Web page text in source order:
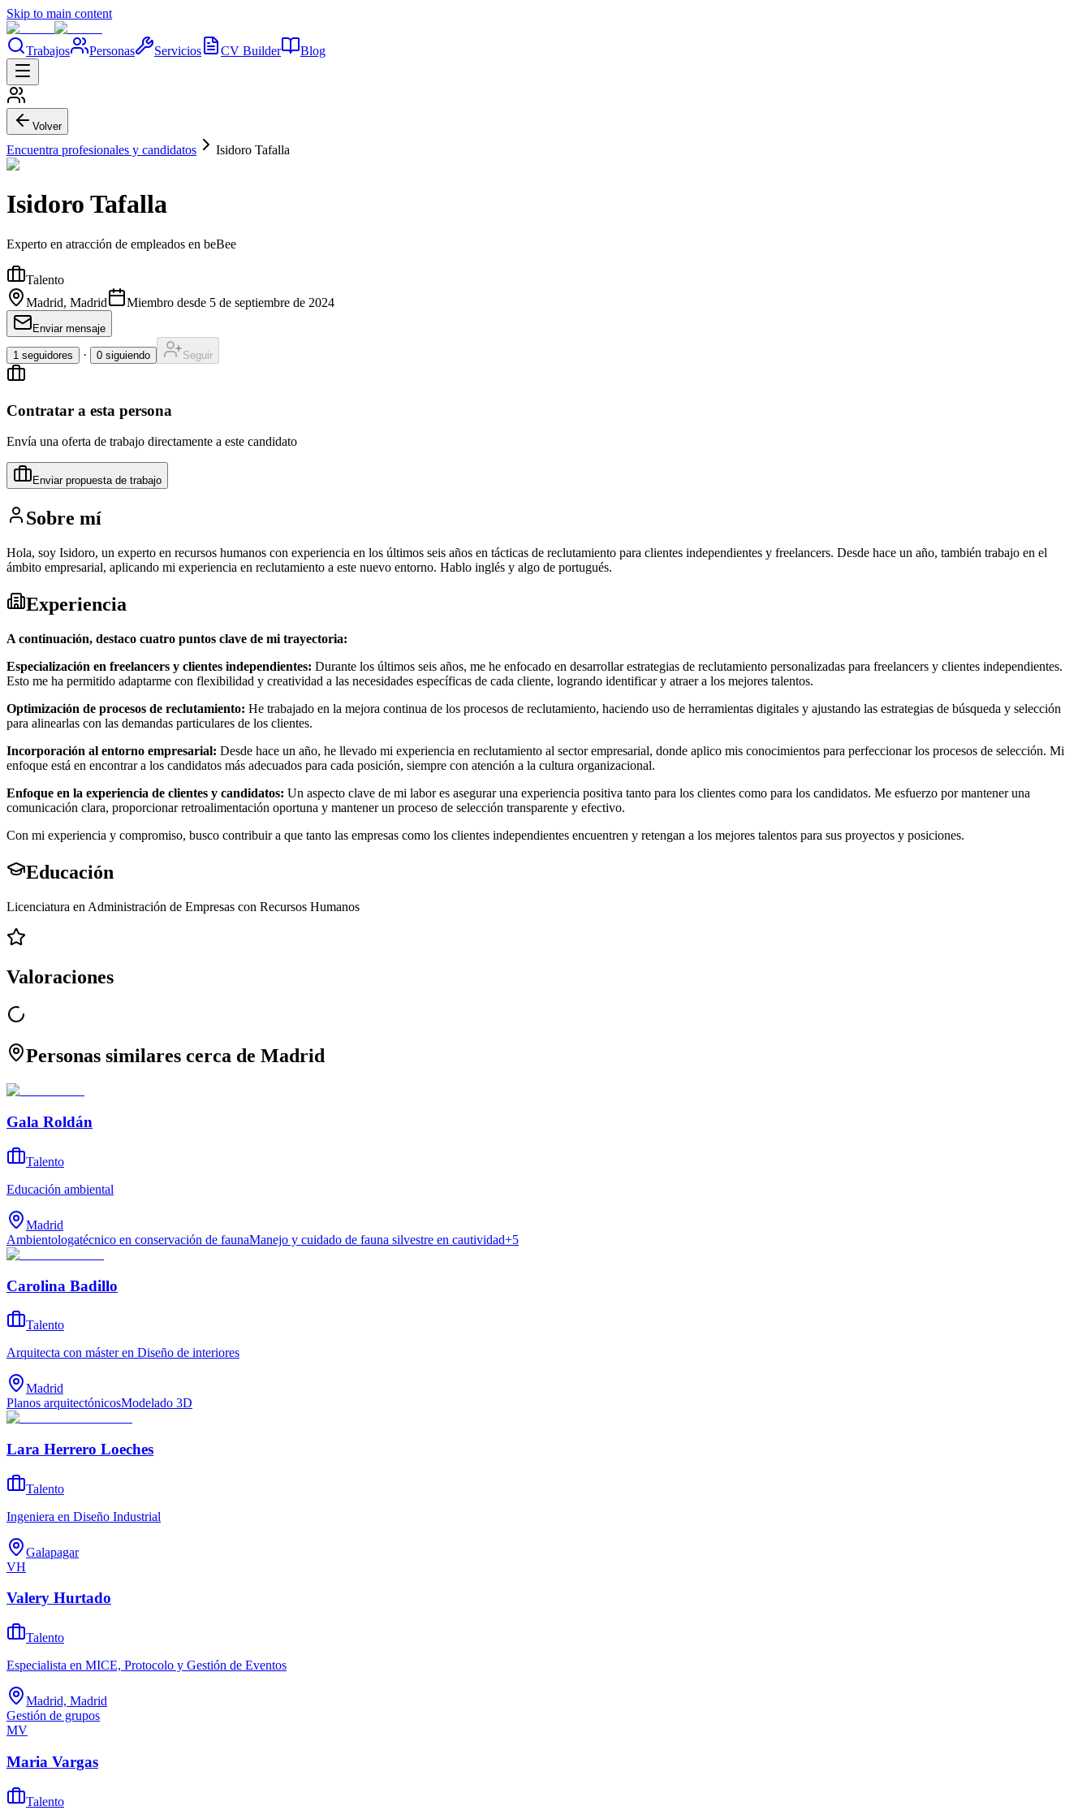
Skip to main content
Trabajos Personas Servicios CV Builder Blog
Volver
Encuentra profesionales y candidatos Isidoro Tafalla
Isidoro Tafalla
Experto en atracción de empleados en beBee
Talento
Madrid, Madrid
Miembro desde 5 de septiembre de 2024
Enviar mensaje
1 seguidores · 0 siguiendo Seguir
Contratar a esta persona
Envía una oferta de trabajo directamente a este candidato
Enviar propuesta de trabajo
Sobre mí
Hola, soy Isidoro, un experto en recursos humanos con experiencia en los últimos seis años en tácticas de reclutamiento para clientes independientes y freelancers. Desde hace un año, también trabajo en el
ámbito empresarial, aplicando mi experiencia en reclutamiento a este nuevo entorno. Hablo inglés y algo de portugués.
Experiencia
A continuación, destaco cuatro puntos clave de mi trayectoria:
Especialización en freelancers y clientes independientes: Durante los últimos seis años, me he enfocado en desarrollar estrategias de reclutamiento personalizadas para freelancers y clientes independientes.
Esto me ha permitido adaptarme con flexibilidad y creatividad a las necesidades específicas de cada cliente, logrando identificar y atraer a los mejores talentos.
Optimización de procesos de reclutamiento: He trabajado en la mejora continua de los procesos de reclutamiento, haciendo uso de herramientas digitales y ajustando las estrategias de búsqueda y selección
para alinearlas con las demandas particulares de los clientes.
Incorporación al entorno empresarial: Desde hace un año, he llevado mi experiencia en reclutamiento al sector empresarial, donde aplico mis conocimientos para perfeccionar los procesos de selección. Mi
enfoque está en encontrar a los candidatos más adecuados para cada posición, siempre con atención a la cultura organizacional.
Enfoque en la experiencia de clientes y candidatos: Un aspecto clave de mi labor es asegurar una experiencia positiva tanto para los clientes como para los candidatos. Me esfuerzo por mantener una
comunicación clara, proporcionar retroalimentación oportuna y mantener un proceso de selección transparente y efectivo.
Con mi experiencia y compromiso, busco contribuir a que tanto las empresas como los clientes independientes encuentren y retengan a los mejores talentos para sus proyectos y posiciones.
Educación
Licenciatura en Administración de Empresas con Recursos Humanos
Valoraciones
Personas similares cerca de Madrid
Gala Roldán
Talento
Educación ambiental
Madrid
Ambientologatécnico en conservación de faunaManejo y cuidado de fauna silvestre en cautividad+5
Carolina Badillo
Talento
Arquitecta con máster en Diseño de interiores
Madrid
Planos arquitectónicosModelado 3D
Lara Herrero Loeches
Talento
Ingeniera en Diseño Industrial
Galapagar
VH
Valery Hurtado
Talento
Especialista en MICE, Protocolo y Gestión de Eventos
Madrid, Madrid
Gestión de grupos
MV
Maria Vargas
Talento